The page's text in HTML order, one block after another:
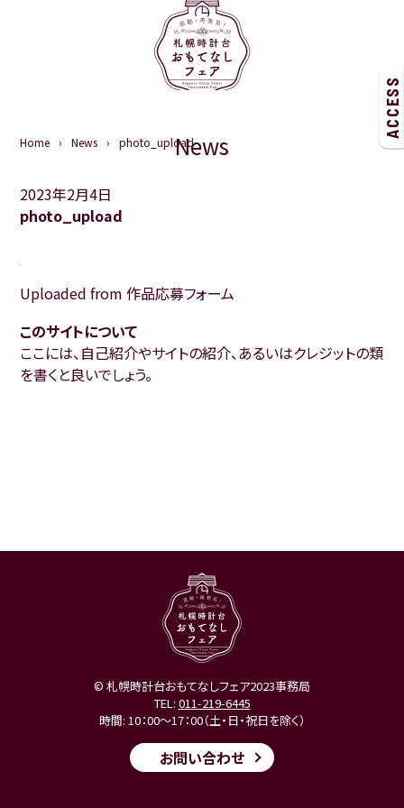
ACCESS
Home News photo_uploadNews
2023年2月4日
photo_upload
Uploaded from 作品応募フォーム
このサイトについて
ここには、自己紹介やサイトの紹介、あるいはクレジットの類
を書くと良いでしょう。
© 札幌時計台おもてなしフェア2023事務局
TEL: 011-219-6445
時間: 10：00～17：00（土・日・祝日を除く）
お問い合わせ